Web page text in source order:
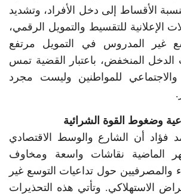
الأقساط إلى دخل الأفراد، وتشديد
الإعلانية للتقسيط والتمويل الرقمي،
غير المدروس في التمويل مرتفع
الدخل المنخفض، باعتبار القضية تمس
والاجتماعي للمواطنين وليست مجرد
وضغوط القوة الشرائية
فؤاد أن الشارع والوسط الاقتصادي
الماضية نقاشات واسعة ومخاوف
والمصرفيين حول تداعيات التوسع غير
الاستهلاكي. وتأتي هذه التحذيرات